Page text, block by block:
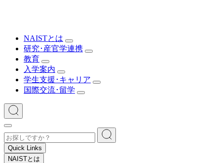
NAISTとは
研究･産官学連携
教育
入学案内
学生支援･キャリア
国際交流･留学
Quick Links
NAISTとは